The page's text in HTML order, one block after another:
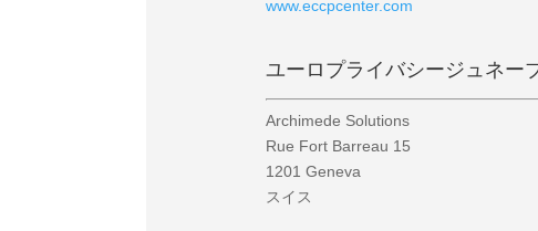
www.eccpcenter.com
ユーロプライバシージュネー
Archimede Solutions
Rue Fort Barreau 15
1201 Geneva
スイス